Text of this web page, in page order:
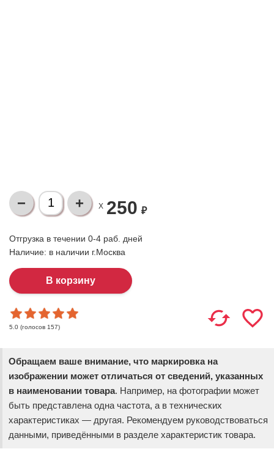
X 250 ₽
Отгрузка в течении 0-4 раб. дней
Наличие: в наличии г.Москва
5.0 (голосов 157)
Обращаем ваше внимание, что маркировка на
изображении может отличаться от сведений, указанных
в наименовании товара. Например, на фотографии может
быть представлена одна частота, а в технических
характеристиках — другая. Рекомендуем руководствоваться
данными, приведёнными в разделе характеристик товара.